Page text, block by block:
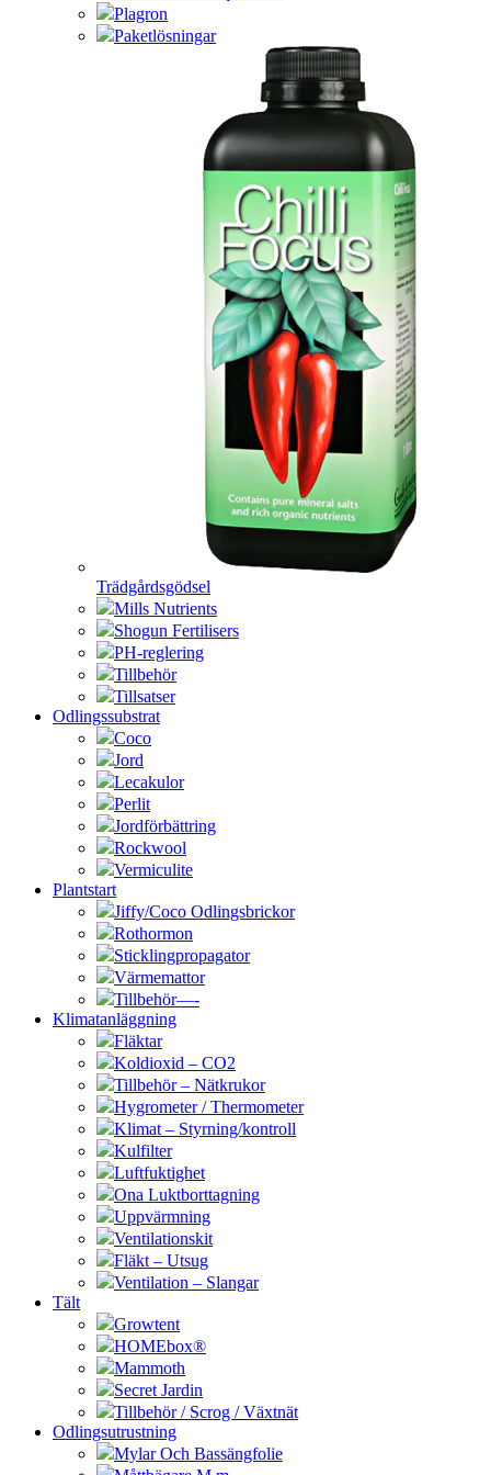
Plagron
Paketlösningar
Trädgårdsgödsel
Mills Nutrients
Shogun Fertilisers
PH-reglering
Tillbehör
Tillsatser
Odlingssubstrat
Coco
Jord
Lecakulor
Perlit
Jordförbättring
Rockwool
Vermiculite
Plantstart
Jiffy/Coco Odlingsbrickor
Rothormon
Sticklingpropagator
Värmemattor
Tillbehör—-
Klimatanläggning
Fläktar
Koldioxid – CO2
Tillbehör – Nätkrukor
Hygrometer / Thermometer
Klimat – Styrning/kontroll
Kulfilter
Luftfuktighet
Ona Luktborttagning
Uppvärmning
Ventilationskit
Fläkt – Utsug
Ventilation – Slangar
Tält
Growtent
HOMEbox®
Mammoth
Secret Jardin
Tillbehör / Scrog / Växtnät
Odlingsutrustning
Mylar Och Bassängfolie